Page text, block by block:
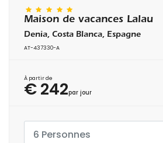
Maison de vacances Lalau
Denia, Costa Blanca, Espagne
AT-437330-A
À partir de
€ 242par jour
6 Personnes